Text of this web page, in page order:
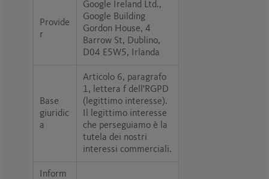
Provide
r
Google Ireland Ltd.,
Google Building
Gordon House, 4
Barrow St, Dublino,
D04 E5W5, Irlanda
Base
giuridic
a
Articolo 6, paragrafo
1, lettera f dell'RGPD
(legittimo interesse).
Il legittimo interesse
che perseguiamo è la
tutela dei nostri
interessi commerciali.
Inform